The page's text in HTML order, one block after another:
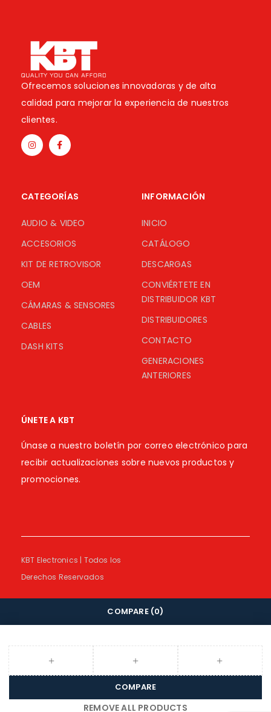
Ofrecemos soluciones innovadoras y de alta
calidad para mejorar la experiencia de nuestros
clientes.
CATEGORÍAS
AUDIO & VIDEO
ACCESORIOS
KIT DE RETROVISOR
OEM
CÁMARAS & SENSORES
CABLES
DASH KITS
INFORMACIÓN
INICIO
CATÁLOGO
DESCARGAS
CONVIÉRTETE EN
DISTRIBUIDOR KBT
DISTRIBUIDORES
CONTACTO
GENERACIONES
ANTERIORES
ÚNETE A KBT
Únase a nuestro boletín por correo electrónico para
recibir actualizaciones sobre nuevos productos y
promociones.
KBT Electronics | Todos los
Derechos Reservados
COMPARE (0)
COMPARE
REMOVE ALL PRODUCTS